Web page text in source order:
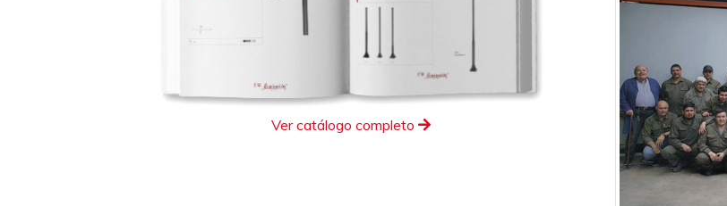
Ver catálogo completo